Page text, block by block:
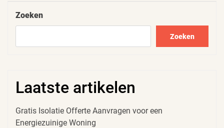
Zoeken
Zoeken
Laatste artikelen
Gratis Isolatie Offerte Aanvragen voor een
Energiezuinige Woning